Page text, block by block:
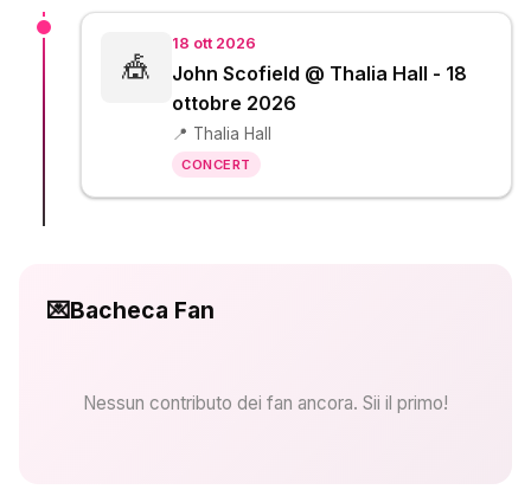
🎪
18 ott 2026
John Scofield @ Thalia Hall - 18
ottobre 2026
📍 Thalia Hall
CONCERT
💌Bacheca Fan
Nessun contributo dei fan ancora. Sii il primo!